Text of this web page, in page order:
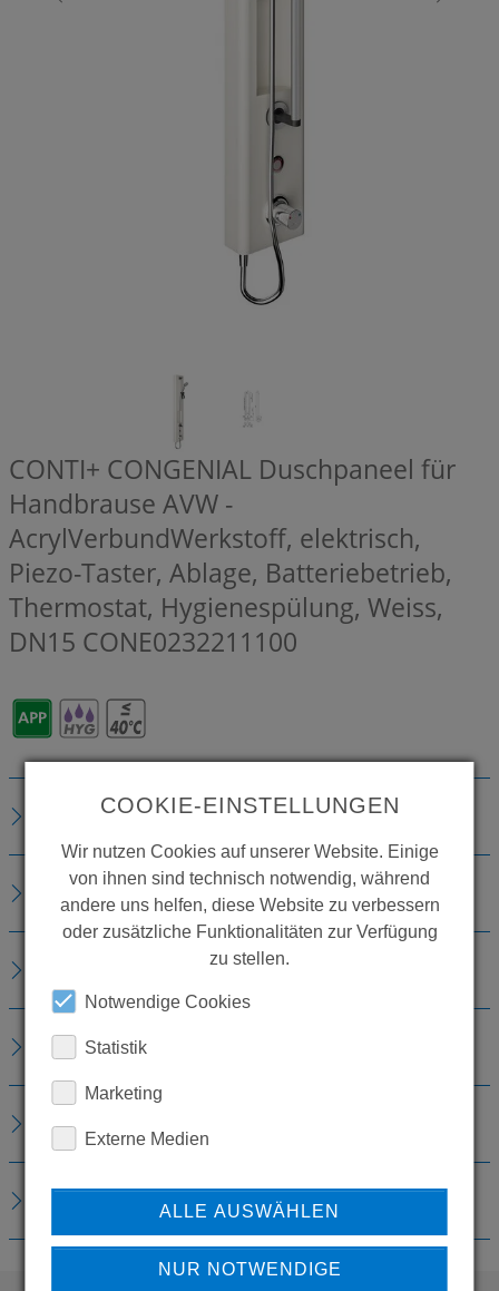
CONTI+ CONGENIAL Duschpaneel für
Handbrause AVW -
AcrylVerbundWerkstoff, elektrisch,
Piezo-Taster, Ablage, Batteriebetrieb,
Thermostat, Hygienespülung, Weiss,
DN15 CONE0232211100
BESCHREIBUNG
TECHNISCHE DETAILS
VERBRAUCHSMATERIALIEN
ERSATZTEILE
DOWNLOADS
COOKIE-EINSTELLUNGEN
Wir nutzen Cookies auf unserer Website. Einige
von ihnen sind technisch notwendig, während
andere uns helfen, diese Website zu verbessern
oder zusätzliche Funktionalitäten zur Verfügung
zu stellen.
Notwendige Cookies
Statistik
Marketing
Externe Medien
ALLE AUSWÄHLEN
NUR NOTWENDIGE